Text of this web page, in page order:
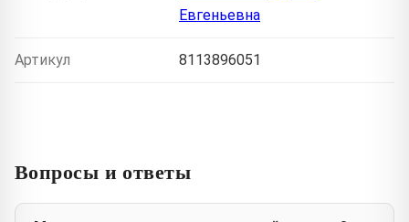
Евгеньевна
Артикул 8113896051
Вопросы и ответы